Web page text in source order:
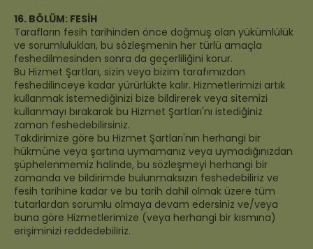
16. BÖLÜM: FESİH
Tarafların fesih tarihinden önce doğmuş olan yükümlülük
ve sorumlulukları, bu sözleşmenin her türlü amaçla
feshedilmesinden sonra da geçerliliğini korur.
Bu Hizmet Şartları, sizin veya bizim tarafımızdan
feshedilinceye kadar yürürlükte kalır. Hizmetlerimizi artık
kullanmak istemediğinizi bize bildirerek veya sitemizi
kullanmayı bırakarak bu Hizmet Şartları'nı istediğiniz
zaman feshedebilirsiniz.
Takdirimize göre bu Hizmet Şartları'nın herhangi bir
hükmüne veya şartına uymamanız veya uymadığınızdan
şüphelenmemiz halinde, bu sözleşmeyi herhangi bir
zamanda ve bildirimde bulunmaksızın feshedebiliriz ve
fesih tarihine kadar ve bu tarih dahil olmak üzere tüm
tutarlardan sorumlu olmaya devam edersiniz ve/veya
buna göre Hizmetlerimize (veya herhangi bir kısmına)
erişiminizi reddedebiliriz.